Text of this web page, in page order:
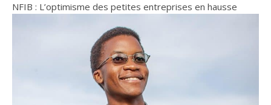
NFIB : L’optimisme des petites entreprises en hausse